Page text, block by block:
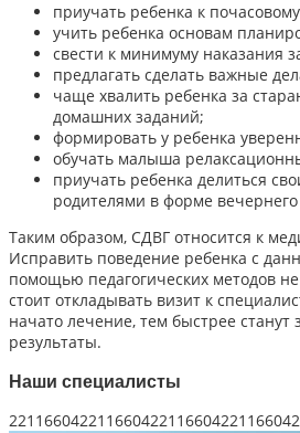
приучать ребенка к
учить ребенка основам
свести к минимуму наказания
предлагать сделать важные
чаще хвалить ребенка за
домашних заданий;
формировать у ребенка
обучать малыша
приучать ребенка делиться
родителями в форме вечернего
Таким образом, СДВГ относится к
Исправить поведение ребенка с
помощью педагогических методов
стоит откладывать визит к
начато лечение, тем быстрее станут
результаты.
Наши специалисты